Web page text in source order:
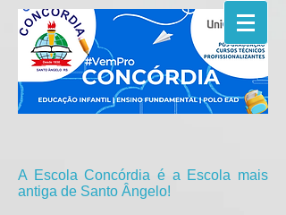
A Escola Concórdia é a Escola mais
antiga de Santo Ângelo!